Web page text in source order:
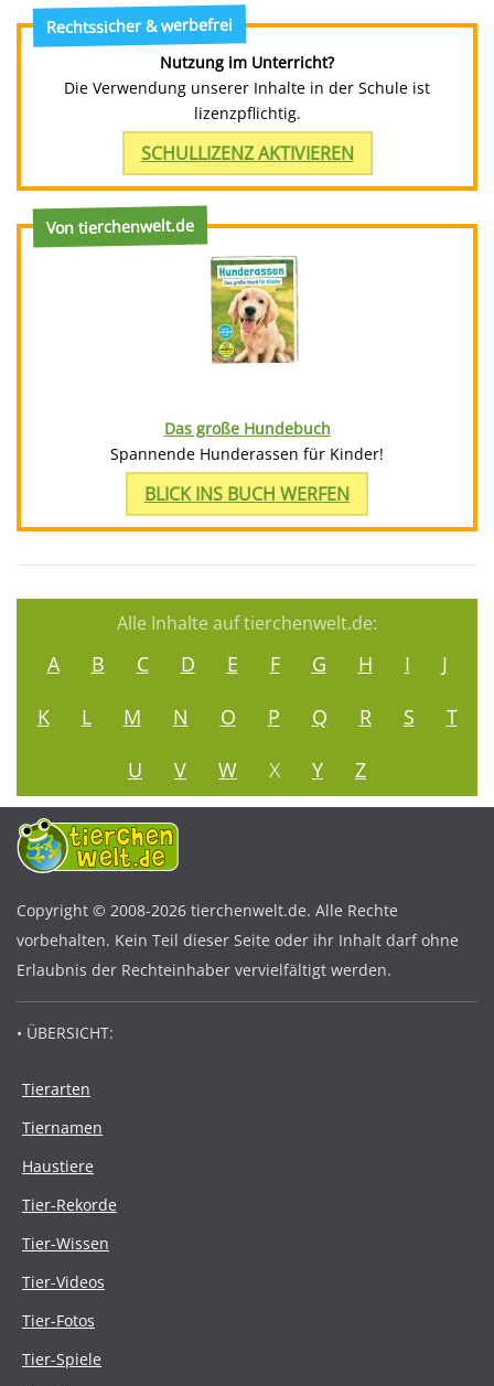
Rechtssicher & werbefrei
Nutzung im Unterricht?
Die Verwendung unserer Inhalte in der Schule ist
lizenzpflichtig.
SCHULLIZENZ AKTIVIEREN
Von tierchenwelt.de
Das große Hundebuch
Spannende Hunderassen für Kinder!
BLICK INS BUCH WERFEN
Alle Inhalte auf tierchenwelt.de:
A B C D E F G H I
J
K
L M N O P Q R S
T
U
V W X Y Z
Copyright © 2008-2026 tierchenwelt.de. Alle Rechte
vorbehalten. Kein Teil dieser Seite oder ihr Inhalt darf ohne
Erlaubnis der Rechteinhaber vervielfältigt werden.
• ÜBERSICHT:
Tierarten
Tiernamen
Haustiere
Tier-Rekorde
Tier-Wissen
Tier-Videos
Tier-Fotos
Tier-Spiele